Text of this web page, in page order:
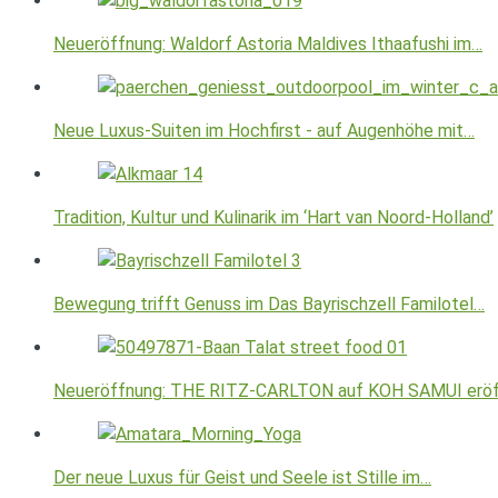
Neueröffnung: Waldorf Astoria Maldives Ithaafushi im…
Neue Luxus-Suiten im Hochfirst - auf Augenhöhe mit…
Tradition, Kultur und Kulinarik im ‘Hart van Noord-Holland’
Bewegung trifft Genuss im Das Bayrischzell Familotel…
Neueröffnung: THE RITZ-CARLTON auf KOH SAMUI
Der neue Luxus für Geist und Seele ist Stille im…